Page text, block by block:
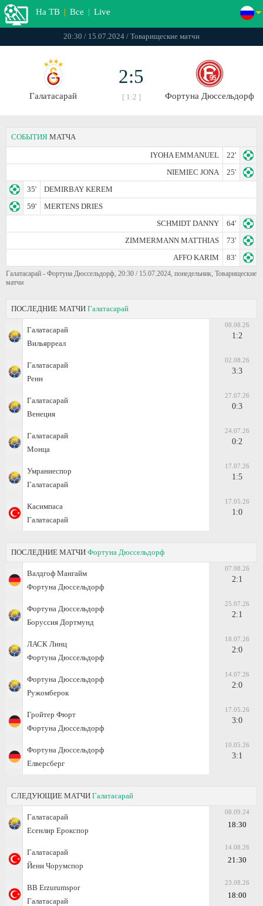
На ТВ | Все | Live
20:30 / 15.07.2024 / Товарищеские матчи
Галатасарай
2:5
[ 1:2 ] Фортуна Дюссельдорф
СОБЫТИЯ МАТЧА
IYOHA EMMANUEL
22'
NIEMIEC JONA
25'
35'
DEMIRBAY KEREM
59'
MERTENS DRIES
SCHMIDT DANNY
64'
ZIMMERMANN MATTHIAS
73'
AFFO KARIM
83'
Галатасарай - Фортуна Дюссельдорф, 20:30 / 15.07.2024, понедельник, Товарищеские
матчи
ПОСЛЕДНИЕ МАТЧИ Галатасарай
Галатасарай
Вильярреал
08.08.26
1:2
Галатасарай
Ренн
02.08.26
3:3
Галатасарай
Венеция
27.07.26
0:3
Галатасарай
Монца
24.07.26
0:2
Умраниеспор
Галатасарай
17.07.26
1:5
Касимпаса
Галатасарай
17.05.26
1:0
ПОСЛЕДНИЕ МАТЧИ Фортуна Дюссельдорф
Валдгоф Мангайм
Фортуна Дюссельдорф
07.08.26
2:1
Фортуна Дюссельдорф
Боруссия Дортмунд
25.07.26
2:1
ЛАСК Линц
Фортуна Дюссельдорф
18.07.26
2:0
Фортуна Дюссельдорф
Ружомберок
14.07.26
2:0
Гройтер Фюрт
Фортуна Дюссельдорф
17.05.26
3:0
Фортуна Дюссельдорф
Елверсберг
10.05.26
3:1
СЛЕДУЮЩИЕ МАТЧИ Галатасарай
Галатасарай
Есенлир Ерокспор
08.09.24
18:30
Галатасарай
Йени Чорумспор
14.08.26
21:30
BB Erzurumspor
Галатасарай
23.08.26
18:00